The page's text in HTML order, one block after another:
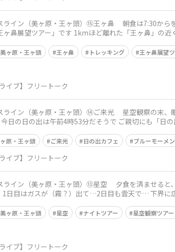
ヶ鼻 朝食は7:30からを予約 6:30から小1時間、朝のトレ
美ヶ原・王ヶ頭 王ヶ鼻 トレッキング 王ヶ鼻展望
イブ】フリートーク
来光 星空観察の末、眠りについたのが午前1時 目を瞑っ
ヶ原・王ヶ頭 ご来光 日の出カフェ ブルーモーメ
イブ】フリートーク
夕食を済ませると、すぐにホテル主催の無料イベント
1日目はガスが（霧？）出て…2日目も雲天で… 下界に
美ヶ原・王ヶ頭 星空 ナイトツアー 星空観察ツアー
イブ】フリートーク